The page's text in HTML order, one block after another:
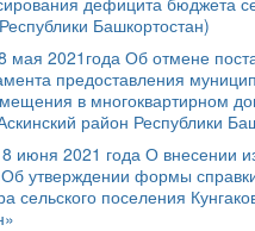
Башкортостан)
мая 2021года Об отмене
предоставления
в многоквартирном
район Республики
июня 2021 года О внесении
утверждении формы
сельского поселения